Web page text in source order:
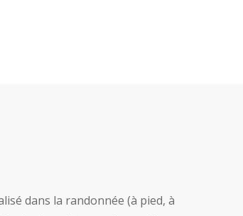
dans la randonnée (à pied, à